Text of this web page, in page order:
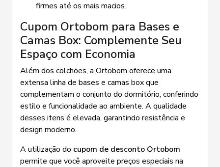
firmes até os mais macios.
Cupom Ortobom para Bases e
Camas Box: Complemente Seu
Espaço com Economia
Além dos colchões, a Ortobom oferece uma
extensa linha de bases e camas box que
complementam o conjunto do dormitório, conferindo
estilo e funcionalidade ao ambiente. A qualidade
desses itens é elevada, garantindo resistência e
design moderno.
A utilização do cupom de desconto Ortobom
permite que você aproveite preços especiais na